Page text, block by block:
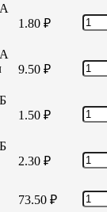
1.80 ₽
9.50 ₽
1.50 ₽
2.30 ₽
73.50 ₽